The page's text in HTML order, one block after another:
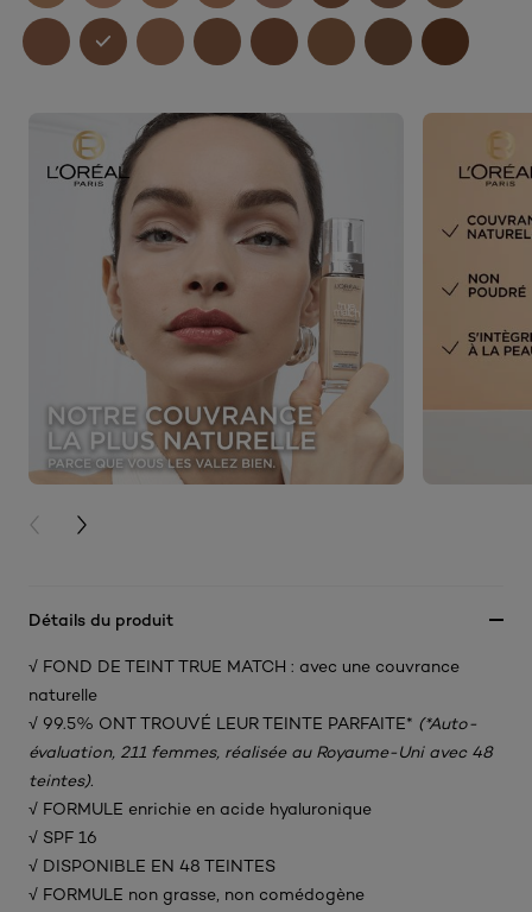
PREVIOUS CARD
NEXT CARD
Détails du produit
√ FOND DE TEINT TRUE MATCH : avec une couvrance
naturelle​
√ 99.5% ONT TROUVÉ LEUR TEINTE PARFAITE* (*Auto-
évaluation, 211 femmes, réalisée au Royaume-Uni avec 48
teintes).
√ FORMULE enrichie en acide hyaluronique​
√ SPF 16
√ DISPONIBLE EN 48 TEINTES​
√ FORMULE non grasse, non comédogène​